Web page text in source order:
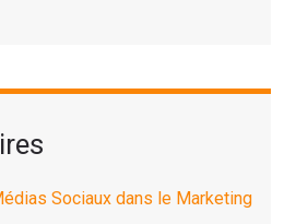
Sociaux dans le Marketing